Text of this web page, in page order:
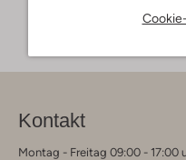
Kontakt
Montag - Freitag 09:00 - 17:00